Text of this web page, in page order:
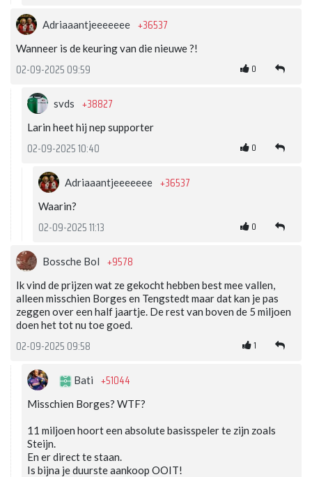
Adriaaantjeeeeeee +36537
Wanneer is de keuring van die nieuwe ?!
02-09-2025 09:59 0
svds +38827
Larin heet hij nep supporter
02-09-2025 10:40 0
Adriaaantjeeeeeee +36537
Waarin?
02-09-2025 11:13 0
Bossche Bol +9578
Ik vind de prijzen wat ze gekocht hebben best mee vallen,
alleen misschien Borges en Tengstedt maar dat kan je pas
zeggen over een half jaartje. De rest van boven de 5 miljoen
doen het tot nu toe goed.
02-09-2025 09:58 1
Bati +51044
Misschien Borges? WTF?
11 miljoen hoort een absolute basisspeler te zijn zoals
Steijn.
En er direct te staan.
Is bijna je duurste aankoop OOIT!